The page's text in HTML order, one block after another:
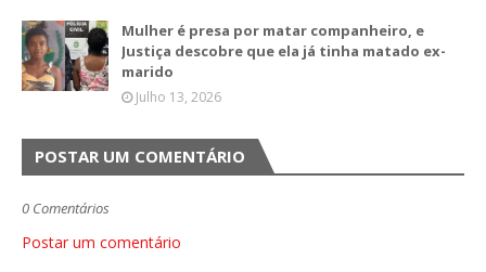
Mulher é presa por matar companheiro, e
Justiça descobre que ela já tinha matado ex-
marido
Julho 13, 2026
POSTAR UM COMENTÁRIO
0 Comentários
Postar um comentário